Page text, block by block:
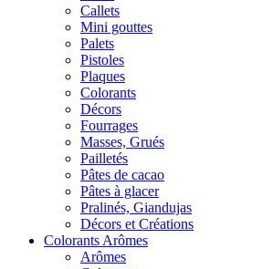
Callets
Mini gouttes
Palets
Pistoles
Plaques
Colorants
Décors
Fourrages
Masses, Grués
Pailletés
Pâtes de cacao
Pâtes à glacer
Pralinés, Giandujas
Décors et Créations
Colorants Arômes
Arômes